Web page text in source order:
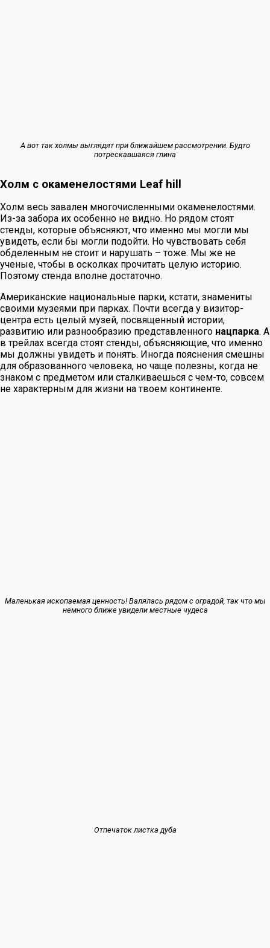
А вот так холмы выглядят при ближайшем рассмотрении. Будто
потрескавшаяся глина
Холм с окаменелостями Leaf hill
Холм весь завален многочисленными окаменелостями.
Из-за забора их особенно не видно. Но рядом стоят
стенды, которые объясняют, что именно мы могли мы
увидеть, если бы могли подойти. Но чувствовать себя
обделенным не стоит и нарушать – тоже. Мы же не
ученые, чтобы в осколках прочитать целую историю.
Поэтому стенда вполне достаточно.
Американские национальные парки, кстати, знамениты
своими музеями при парках. Почти всегда у визитор-
центра есть целый музей, посвященный истории,
развитию или разнообразию представленного нацпарка. А
в трейлах всегда стоят стенды, объясняющие, что именно
мы должны увидеть и понять. Иногда пояснения смешны
для образованного человека, но чаще полезны, когда не
знаком с предметом или сталкиваешься с чем-то, совсем
не характерным для жизни на твоем континенте.
Маленькая ископаемая ценность! Валялась рядом с оградой, так что мы
немного ближе увидели местные чудеса
Отпечаток листка дуба